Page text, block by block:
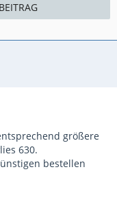
größere
630.
bestellen